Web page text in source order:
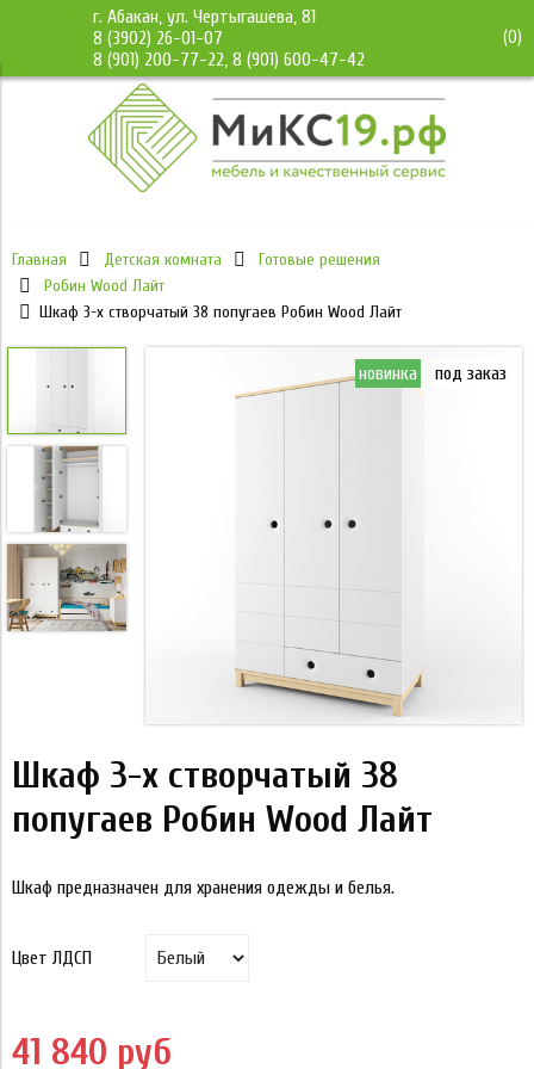
г. Абакан, ул. Чертыгашева, 81
8 (3902) 26-01-07
8 (901) 200-77-22, 8 (901) 600-47-42
(0)
Главная Детская комната
Готовые решения
Робин Wood Лайт
Шкаф 3-х створчатый 38 попугаев Робин Wood Лайт
новинка под заказ
Шкаф 3-х створчатый 38
попугаев Робин Wood Лайт
Шкаф предназначен для хранения одежды и белья.
Цвет ЛДСП
41 840 руб